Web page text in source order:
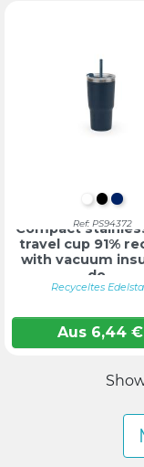
WEIß
Ref: PS94372
Compact
travel cup 91%
with vacuum
do...
Recyceltes
Aus6,44 €